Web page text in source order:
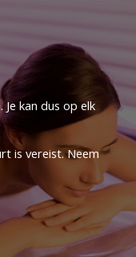
kan dus op elk
is vereist. Neem